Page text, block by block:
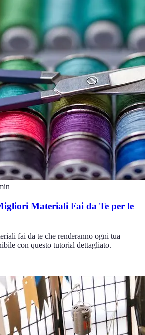
Materiali Fai da Te per le
fai da te che renderanno ogni tua
con questo tutorial dettagliato.